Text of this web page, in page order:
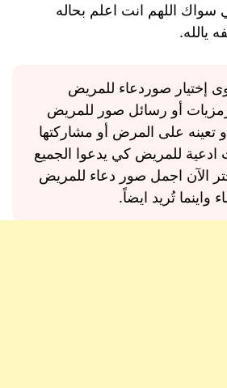
اللهم انت اعلم بحاله
يالله.
إختيار صوردعاء للمريض
أو رسائل صور للمريض
على المرض أو مشاركتها
للمريض كي يدعوا الجميع
الآن اجمل صور دعاء للمريض
واينما تُريد ايضاً.